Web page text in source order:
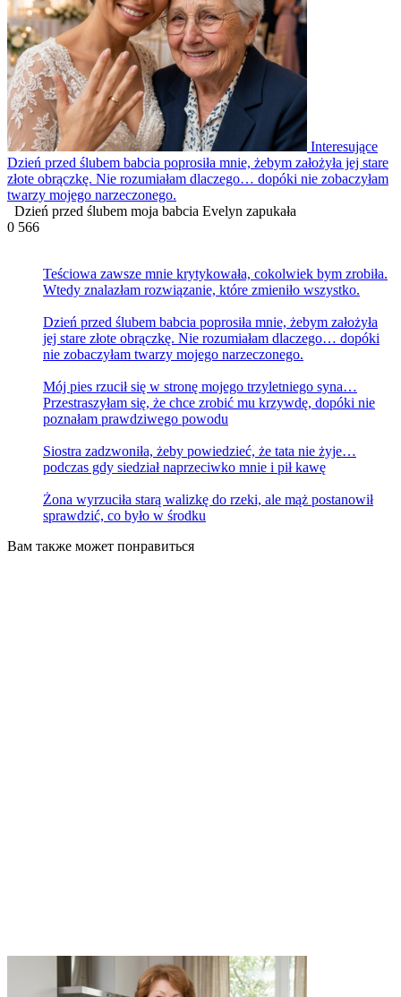
Interesujące
Dzień przed ślubem babcia poprosiła mnie, żebym założyła jej stare
złote obrączkę. Nie rozumiałam dlaczego… dopóki nie zobaczyłam
twarzy mojego narzeczonego.
Dzień przed ślubem moja babcia Evelyn zapukała
0 566
Teściowa zawsze mnie krytykowała, cokolwiek bym zrobiła.
Wtedy znalazłam rozwiązanie, które zmieniło wszystko.
Dzień przed ślubem babcia poprosiła mnie, żebym założyła
jej stare złote obrączkę. Nie rozumiałam dlaczego… dopóki
nie zobaczyłam twarzy mojego narzeczonego.
Mój pies rzucił się w stronę mojego trzyletniego syna…
Przestraszyłam się, że chce zrobić mu krzywdę, dopóki nie
poznałam prawdziwego powodu
Siostra zadzwoniła, żeby powiedzieć, że tata nie żyje…
podczas gdy siedział naprzeciwko mnie i pił kawę
Żona wyrzuciła starą walizkę do rzeki, ale mąż postanowił
sprawdzić, co było w środku
Вам также может понравиться